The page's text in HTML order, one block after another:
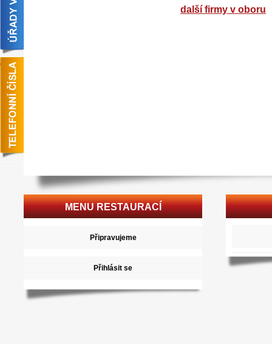
další firmy v oboru
MENU RESTAURACÍ
Připravujeme
Přihlásit se